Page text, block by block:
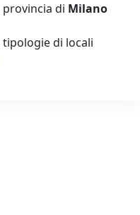
provincia di Milano
tipologie di locali